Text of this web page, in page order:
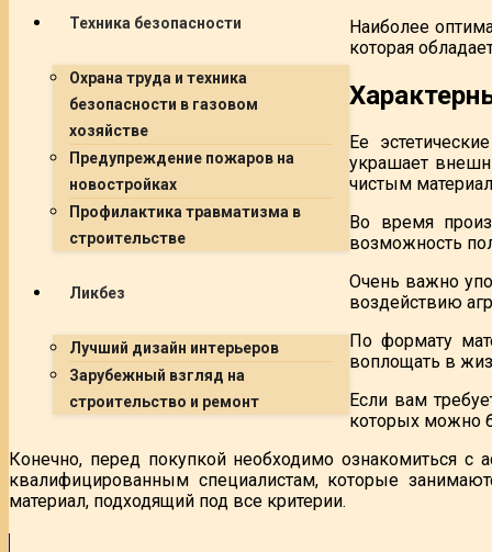
Техника безопасности
Охрана труда и техника
безопасности в газовом
хозяйстве
Предупреждение пожаров на
новостройках
Профилактика травматизма в
строительстве
Ликбез
Лучший дизайн интерьеров
Зарубежный взгляд на
строительство и ремонт
Наиболее
которая
Ее
украшает
чистым
Во время
возможность
Очень важно
воздействию
По формату
воплощать в
Если вам
которых можно
Конечно, перед покупкой необходимо ознакомиться с
квалифицированным специалистам, которые
материал, подходящий под все критерии.